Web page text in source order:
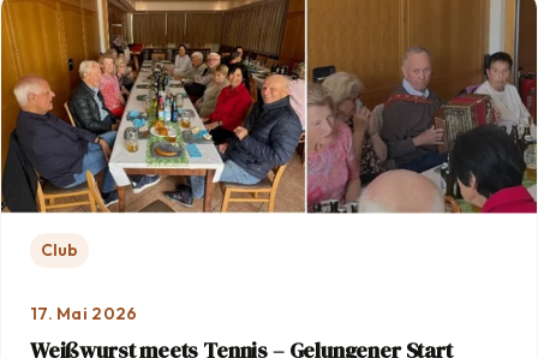
Club
17. Mai 2026
Weißwurst meets Tennis – Gelungener Start